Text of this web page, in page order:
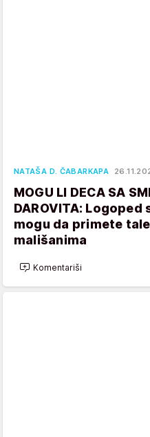
NATAŠA D. ČABARKAPA
MOGU LI DECA SA
DAROVITA:
mogu da primete
mališanima
Komentariši